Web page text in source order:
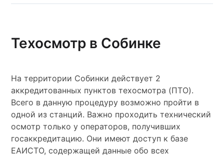
Техосмотр в Собинке
На территории Собинки действует 2
аккредитованных пунктов техосмотра (ПТО).
Всего в данную процедуру возможно пройти в
одной из станций. Важно проходить технический
осмотр только у операторов, получивших
госаккредитацию. Они имеют доступ к базе
ЕАИСТО, содержащей данные обо всех